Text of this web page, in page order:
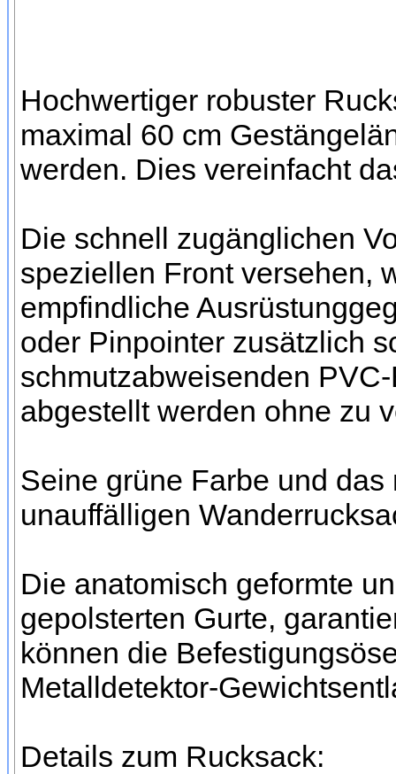
Hochwertiger robuster
maximal 60 cm
werden. Dies vereinfacht
Die schnell zugänglichen
speziellen Front versehen,
empfindliche
oder Pinpointer zusätzlich
schmutzabweisenden
abgestellt werden ohne zu
Seine grüne Farbe und
unauffälligen
Die anatomisch geformte
gepolsterten Gurte,
können die
Metalldetektor-
Details zum Rucksack: